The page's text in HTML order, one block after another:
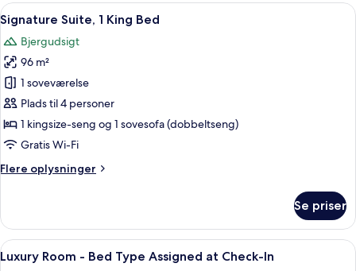
1
soveværelse
Indlæs
alle
billeder
af
Signature
Suite,
1
King
Egyptiske bomuldslagner, premium-
7
Signature Suite, 1 King Bed
Bjergudsigt
96 m²
1 soveværelse
Plads til 4 personer
1 kingsize-seng og 1 sovesofa (dobbeltseng)
Gratis Wi-Fi
Flere oplysninger
Flere
Suite,
King
Se priser
Indlæs
alle
Et moderne hotelværelse med seng,
6
Luxury Room - Bed Type Assigned at Check-In